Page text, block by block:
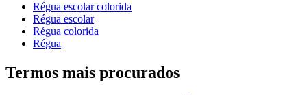
Régua escolar colorida
Régua escolar
Régua colorida
Régua
Termos mais procurados